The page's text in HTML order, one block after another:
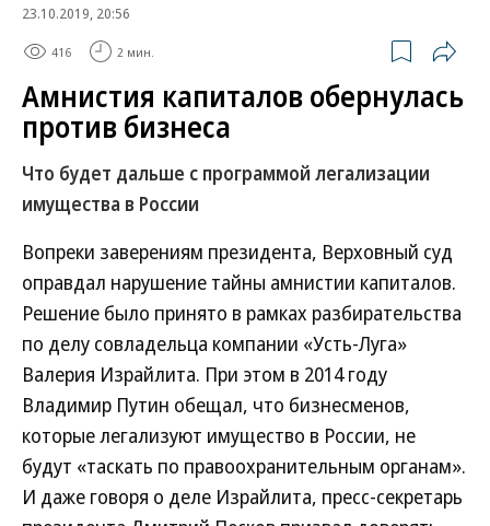
23.10.2019, 20:56
416 2 мин.
Амнистия капиталов обернулась
против бизнеса
Что будет дальше с программой легализации
имущества в России
Вопреки заверениям президента, Верховный суд
оправдал нарушение тайны амнистии капиталов.
Решение было принято в рамках разбирательства
по делу совладельца компании «Усть-Луга»
Валерия Израйлита. При этом в 2014 году
Владимир Путин обещал, что бизнесменов,
которые легализуют имущество в России, не
будут «таскать по правоохранительным органам».
И даже говоря о деле Израйлита, пресс-секретарь